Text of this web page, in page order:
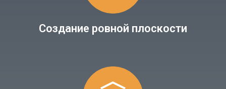
Создание ровной плоскости